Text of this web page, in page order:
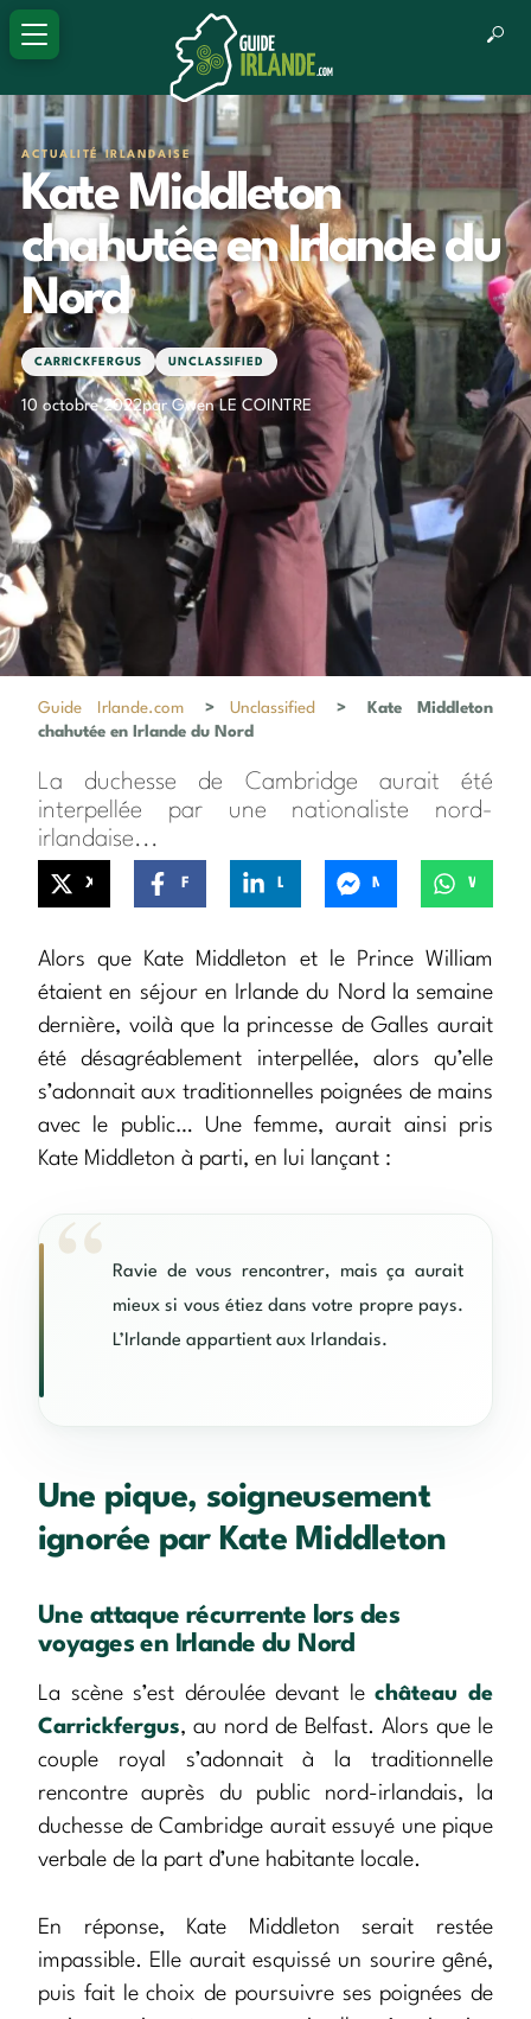
ACTUALITÉ IRLANDAISE
Kate Middleton
chahutée en Irlande du
Nord
CARRICKFERGUS UNCLASSIFIED
10 octobre 2022par Gwen LE COINTRE
Guide Irlande.com > Unclassified >
Kate Middleton
chahutée en Irlande du Nord
La duchesse de Cambridge aurait été
interpellée par une nationaliste nord-
irlandaise...
Alors que Kate Middleton et le Prince William
étaient en séjour en Irlande du Nord la semaine
dernière, voilà que la princesse de Galles aurait
été désagréablement interpellée, alors qu’elle
s’adonnait aux traditionnelles poignées de mains
avec le public… Une femme, aurait ainsi pris
Kate Middleton à parti, en lui lançant :
Ravie de vous rencontrer, mais ça aurait
mieux si vous étiez dans votre propre pays.
L’Irlande appartient aux Irlandais.
Une pique, soigneusement
ignorée par Kate Middleton
Une attaque récurrente lors des
voyages en Irlande du Nord
La scène s’est déroulée devant lechâteau de
Carrickfergus, au nord de Belfast. Alors que le
couple royal s’adonnait à la traditionnelle
rencontre auprès du public nord-irlandais, la
duchesse de Cambridge aurait essuyé une pique
verbale de la part d’une habitante locale.
En réponse, Kate Middleton serait restée
impassible. Elle aurait esquissé un sourire gêné,
puis fait le choix de poursuivre ses poignées de